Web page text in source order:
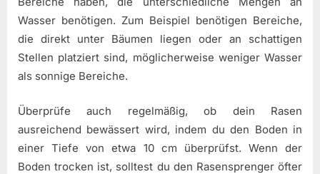
Wasser benötigen. Zum Beispiel benötigen Bereiche,
die direkt unter Bäumen liegen oder an schattigen
Stellen platziert sind, möglicherweise weniger Wasser
als sonnige Bereiche.
Überprüfe auch regelmäßig, ob dein Rasen
ausreichend bewässert wird, indem du den Boden in
einer Tiefe von etwa 10 cm überprüfst. Wenn der
Boden trocken ist, solltest du den Rasensprenger öfter